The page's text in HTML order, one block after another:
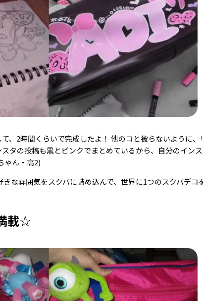
、2時間くらいで完成したよ！ 他のコと被らないように、
タの投稿も黒とピンクでまとめているから、自分のイン
ゃん・高2)
な雰囲気をスクバに詰め込んで、世界に1つのスクバデ
載☆